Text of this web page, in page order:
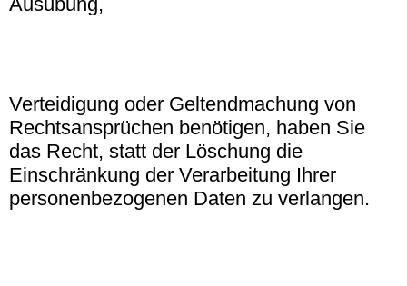
Verteidigung oder Geltendmachung von
Rechtsansprüchen benötigen, haben Sie
das Recht, statt der Löschung die
Einschränkung der Verarbeitung Ihrer
personenbezogenen Daten zu verlangen.